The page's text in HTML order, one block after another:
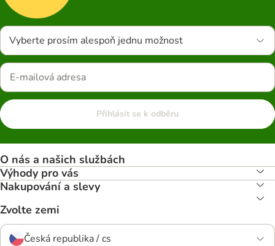
Vyberte prosím alespoň jednu možnost
Přihlásit se k odběru
O nás a našich službách
Výhody pro vás
Nakupování a slevy
Zvolte zemi
Česká republika / cs